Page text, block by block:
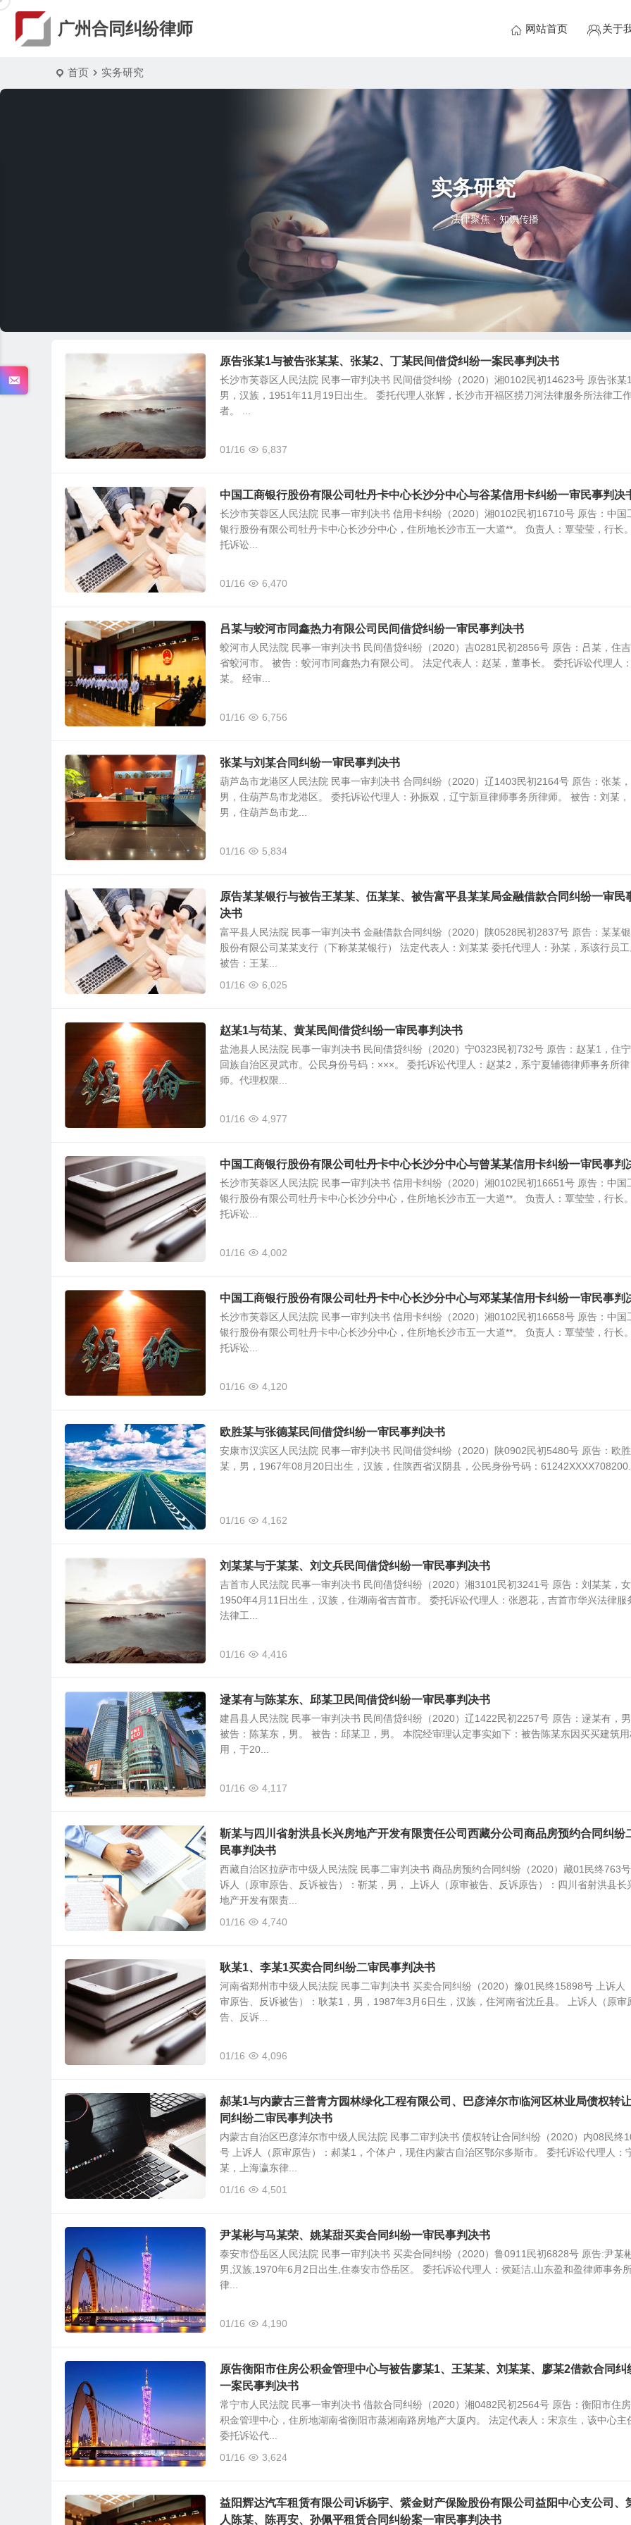
广州合同纠纷律师 网站首页 关于
首页 实务研究
实务研究
法律聚焦 · 知识传播
原告张某1与被告张某某、张某2、丁某民间借贷纠纷一案民事判决书
长沙市芙蓉区人民法院 民事一审判决书 民间借贷纠纷（2020）湘0102民初14623号 原告张某1
男，汉族，1951年11月19日出生。 委托代理人张辉，长沙市开福区捞刀河法律服务所法律工
者。 ...
01/16 6,837
中国工商银行股份有限公司牡丹卡中心长沙分中心与谷某信用卡纠纷一审民事判决
长沙市芙蓉区人民法院 民事一审判决书 信用卡纠纷（2020）湘0102民初16710号 原告：中国
银行股份有限公司牡丹卡中心长沙分中心，住所地长沙市五一大道**。 负责人：覃莹莹，行长
托诉讼...
01/16 6,470
吕某与蛟河市同鑫热力有限公司民间借贷纠纷一审民事判决书
蛟河市人民法院 民事一审判决书 民间借贷纠纷（2020）吉0281民初2856号 原告：吕某，住
省蛟河市。 被告：蛟河市同鑫热力有限公司。 法定代表人：赵某，董事长。 委托诉讼代理人
某。 经审...
01/16 6,756
张某与刘某合同纠纷一审民事判决书
葫芦岛市龙港区人民法院 民事一审判决书 合同纠纷（2020）辽1403民初2164号 原告：张某，
男，住葫芦岛市龙港区。 委托诉讼代理人：孙振双，辽宁新亘律师事务所律师。 被告：刘某，
男，住葫芦岛市龙...
01/16 5,834
原告某某银行与被告王某某、伍某某、被告富平县某某局金融借款合同纠纷一审民
决书
富平县人民法院 民事一审判决书 金融借款合同纠纷（2020）陕0528民初2837号 原告：某某
股份有限公司某某支行（下称某某银行） 法定代表人：刘某某 委托代理人：孙某，系该行员工
被告：王某...
01/16
6,025
赵某1与苟某、黄某民间借贷纠纷一审民事判决书
盐池县人民法院 民事一审判决书 民间借贷纠纷（2020）宁0323民初732号 原告：赵某1，住
回族自治区灵武市。公民身份号码：×××。 委托诉讼代理人：赵某2，系宁夏辅德律师事务所律
师。代理权限...
01/16 4,977
中国工商银行股份有限公司牡丹卡中心长沙分中心与曾某某信用卡纠纷一审民事判
长沙市芙蓉区人民法院 民事一审判决书 信用卡纠纷（2020）湘0102民初16651号 原告：中国
银行股份有限公司牡丹卡中心长沙分中心，住所地长沙市五一大道**。 负责人：覃莹莹，行长
托诉讼...
01/16 4,002
中国工商银行股份有限公司牡丹卡中心长沙分中心与邓某某信用卡纠纷一审民事判
长沙市芙蓉区人民法院 民事一审判决书 信用卡纠纷（2020）湘0102民初16658号 原告：中国
银行股份有限公司牡丹卡中心长沙分中心，住所地长沙市五一大道**。 负责人：覃莹莹，行长
托诉讼...
01/16 4,120
欧胜某与张德某民间借贷纠纷一审民事判决书
安康市汉滨区人民法院 民事一审判决书 民间借贷纠纷（2020）陕0902民初5480号 原告：欧胜
某，男，1967年08月20日出生，汉族，住陕西省汉阴县，公民身份号码：61242XXXX708200...
01/16 4,162
刘某某与于某某、刘文兵民间借贷纠纷一审民事判决书
吉首市人民法院 民事一审判决书 民间借贷纠纷（2020）湘3101民初3241号 原告：刘某某，女
1950年4月11日出生，汉族，住湖南省吉首市。 委托诉讼代理人：张恩花，吉首市华兴法律服
法律工...
01/16 4,416
逯某有与陈某东、邱某卫民间借贷纠纷一审民事判决书
建昌县人民法院 民事一审判决书 民间借贷纠纷（2020）辽1422民初2257号 原告：逯某有，男
被告：陈某东，男。 被告：邱某卫，男。 本院经审理认定事实如下：被告陈某东因买买建筑
用，于20...
01/16 4,117
靳某与四川省射洪县长兴房地产开发有限责任公司西藏分公司商品房预约合同纠纷
民事判决书
西藏自治区拉萨市中级人民法院 民事二审判决书 商品房预约合同纠纷（2020）藏01民终763
诉人（原审原告、反诉被告）：靳某，男， 上诉人（原审被告、反诉原告）：四川省射洪县长
地产开发有限责...
01/16
4,740
耿某1、李某1买卖合同纠纷二审民事判决书
河南省郑州市中级人民法院 民事二审判决书 买卖合同纠纷（2020）豫01民终15898号 上诉人
审原告、反诉被告）：耿某1，男，1987年3月6日生，汉族，住河南省沈丘县。 上诉人（原审
告、反诉...
01/16 4,096
郝某1与内蒙古三普青方园林绿化工程有限公司、巴彦淖尔市临河区林业局债权转
同纠纷二审民事判决书
内蒙古自治区巴彦淖尔市中级人民法院 民事二审判决书 债权转让合同纠纷（2020）内08民终
号 上诉人（原审原告）：郝某1，个体户，现住内蒙古自治区鄂尔多斯市。 委托诉讼代理人：
某，上海瀛东律...
01/16
4,501
尹某彬与马某荣、姚某甜买卖合同纠纷一审民事判决书
泰安市岱岳区人民法院 民事一审判决书 买卖合同纠纷（2020）鲁0911民初6828号 原告:尹某
男,汉族,1970年6月2日出生,住泰安市岱岳区。 委托诉讼代理人：侯延洁,山东盈和盈律师事务
律...
01/16 4,190
原告衡阳市住房公积金管理中心与被告廖某1、王某某、刘某某、廖某2借款合同纠
一案民事判决书
常宁市人民法院 民事一审判决书 借款合同纠纷（2020）湘0482民初2564号 原告：衡阳市住
积金管理中心，住所地湖南省衡阳市蒸湘南路房地产大厦内。 法定代表人：宋京生，该中心主
委托诉讼代...
01/16
3,624
益阳辉达汽车租赁有限公司诉杨宇、紫金财产保险股份有限公司益阳中心支公司、
人陈某、陈再安、孙佩平租赁合同纠纷案一审民事判决书